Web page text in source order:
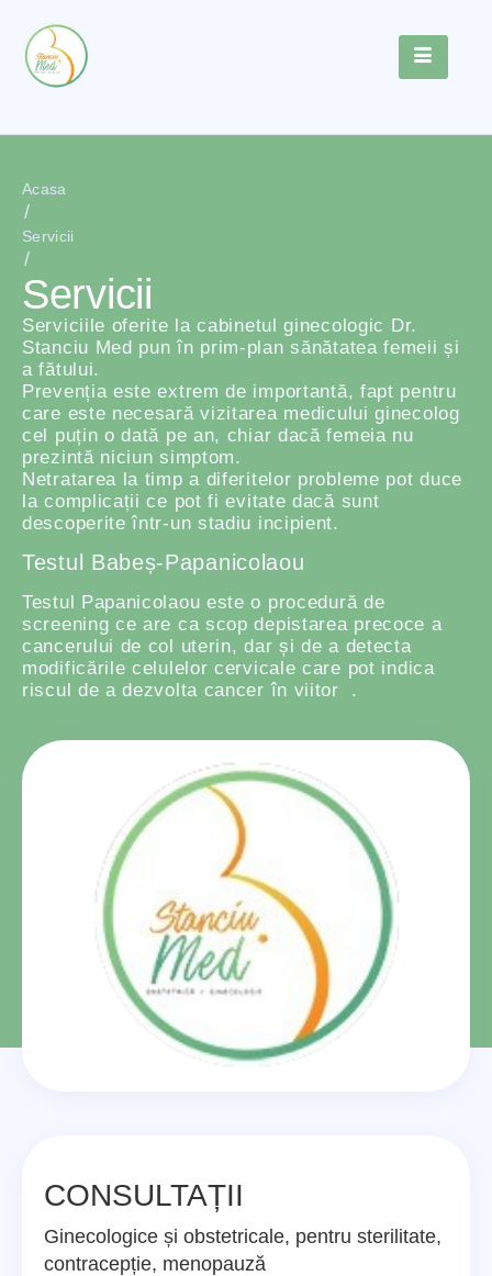
Acasa
/
Servicii
/
Servicii
Serviciile oferite la cabinetul ginecologic Dr.
Stanciu Med pun în prim-plan sănătatea femeii și
a fătului.
Prevenția este extrem de importantă, fapt pentru
care este necesară vizitarea medicului ginecolog
cel puțin o dată pe an, chiar dacă femeia nu
prezintă niciun simptom.
Netratarea la timp a diferitelor probleme pot duce
la complicații ce pot fi evitate dacă sunt
descoperite într-un stadiu incipient.
Testul Babeș-Papanicolaou
Testul Papanicolaou este o procedură de
screening ce are ca scop depistarea precoce a
cancerului de col uterin, dar și de a detecta
modificările celulelor cervicale care pot indica
riscul de a dezvolta cancer în viitor .
CONSULTAȚII
Ginecologice și obstetricale, pentru sterilitate,
contracepție, menopauză